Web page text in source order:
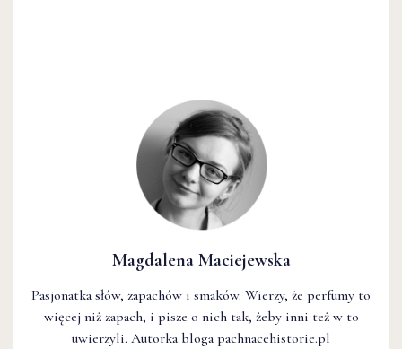
Magdalena Maciejewska
Pasjonatka słów, zapachów i smaków. Wierzy, że perfumy to
więcej niż zapach, i pisze o nich tak, żeby inni też w to
uwierzyli. Autorka bloga pachnacehistorie.pl